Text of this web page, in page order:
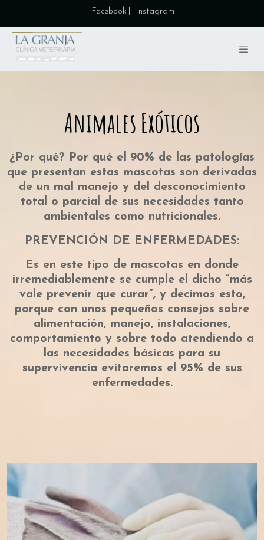
Facebook Instagram
Animales Exóticos
¿Por qué? Por qué el 90% de las patologías
que presentan estas mascotas son derivadas
de un mal manejo y del desconocimiento
total o parcial de sus necesidades tanto
ambientales como nutricionales.
PREVENCIÓN DE ENFERMEDADES:
Es en este tipo de mascotas en donde
irremediablemente se cumple el dicho “más
vale prevenir que curar”, y decimos esto,
porque con unos pequeños consejos sobre
alimentación, manejo, instalaciones,
comportamiento y sobre todo atendiendo a
las necesidades básicas para su
supervivencia evitaremos el 95% de sus
enfermedades.